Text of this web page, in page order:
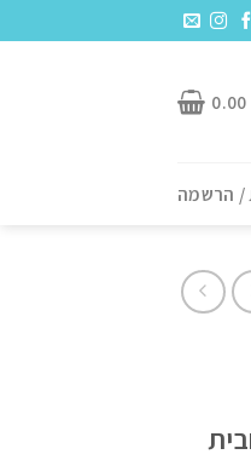
0.00
/ הרשמה
חבית